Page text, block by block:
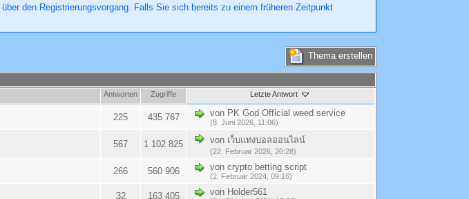
über den Registrierungsvorgang. Falls Sie sich bereits zu einem früheren Zeitpunkt
Thema erstellen
Antworten Zugriffe Letzte Antwort
225 435 767 von PK God Official weed service
(8. Juni 2026, 11:06)
567 1 102 825 von เว็บแทงบอลออนไลน์
(22. Februar 2026, 20:28)
266 560 906 von crypto betting script
(2. Februar 2024, 09:16)
32 163 405 von Holder561